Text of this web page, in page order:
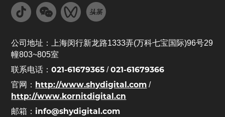
公司地址：上海闵行新龙路1333弄(万科七宝国际)96号29
幢803~805室
联系电话：021-61679365 /021-61679366
官网： http://www.shydigital.com /
http://www.kornitdigital.cn
邮箱： info@shydigital.com